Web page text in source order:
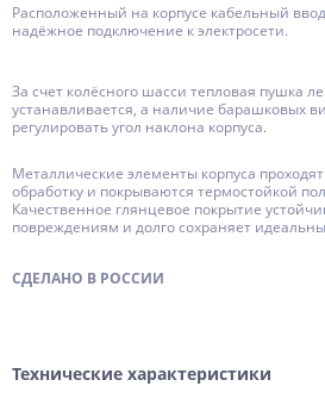
Расположенный на корпусе кабельный
надёжное подключение к электросети.
За счет колёсного шасси тепловая пушка
устанавливается, а наличие барашковых
регулировать угол наклона корпуса.
Металлические элементы корпуса
обработку и покрываются термостойкой
Качественное глянцевое покрытие
повреждениям и долго сохраняет
СДЕЛАНО В РОССИИ
Технические характеристики